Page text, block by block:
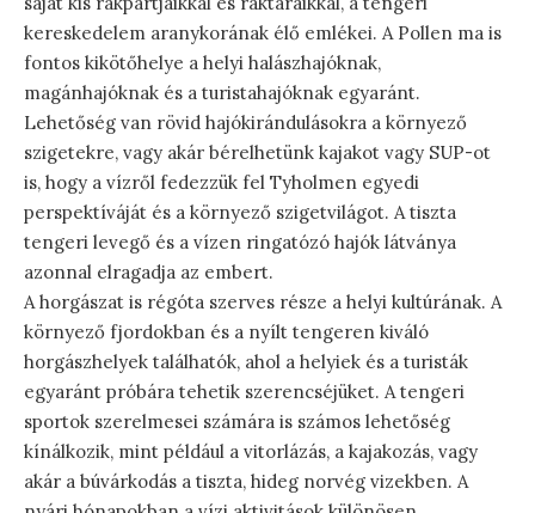
kereskedelem aranykorának élő emlékei. A Pollen ma is
fontos kikötőhelye a helyi halászhajóknak,
magánhajóknak és a turistahajóknak egyaránt.
Lehetőség van rövid hajókirándulásokra a környező
szigetekre, vagy akár bérelhetünk kajakot vagy SUP-ot
is, hogy a vízről fedezzük fel Tyholmen egyedi
perspektíváját és a környező szigetvilágot. A tiszta
tengeri levegő és a vízen ringatózó hajók látványa
azonnal elragadja az embert.
A horgászat is régóta szerves része a helyi kultúrának. A
környező fjordokban és a nyílt tengeren kiváló
horgászhelyek találhatók, ahol a helyiek és a turisták
egyaránt próbára tehetik szerencséjüket. A tengeri
sportok szerelmesei számára is számos lehetőség
kínálkozik, mint például a vitorlázás, a kajakozás, vagy
akár a búvárkodás a tiszta, hideg norvég vizekben. A